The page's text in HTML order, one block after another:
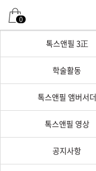
0
톡스앤필 3正
학술활동
톡스앤필 앰버서더
톡스앤필 영상
공지사항